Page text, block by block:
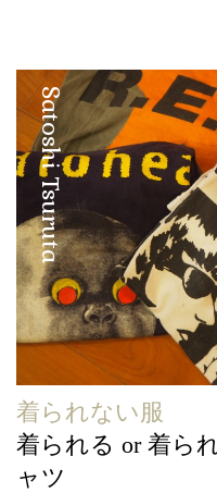
Satoshi Tsuruta
着られない服
着られる or 着ら
ャツ